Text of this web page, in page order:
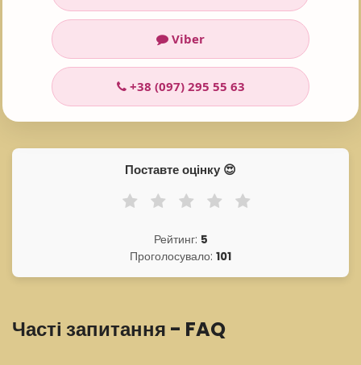
олія крамбе (абіссинської гірчиці), канделільский віск (віск
молочаю), гідрогенізована рослинна олія, фітостероли,
пантенол, токоферол, поліізобутен гідрогенізований,
поліакрилат натрію, капрілілгліколь, фитат натрію,
ароматизатор (parfum), хлорфенезін.
Поставте оцінку 😍
Рейтинг: 5
Проголосувало: 101
Часті запитання - FAQ
Viber
+38 (097) 295 55 63